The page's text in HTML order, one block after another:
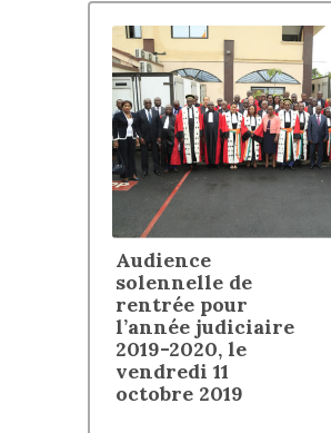
Audience
solennelle de
rentrée pour
l’année judiciaire
2019-2020, le
vendredi 11
octobre 2019